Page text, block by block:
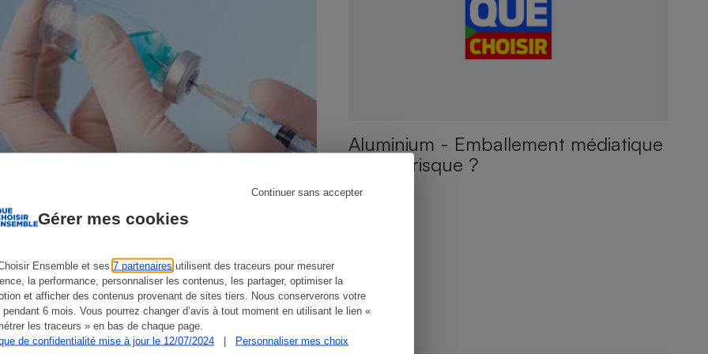
Gérer mes cookies
Ensemble et ses 7 partenaires utilisent des traceurs pour mesurer
la performance, personnaliser les contenus, les partager, optimiser la
et afficher des contenus provenant de sites tiers. Nous conserverons votre
pendant 6 mois. Vous pourrez changer d’avis à tout moment en utilisant le lien «
les traceurs » en bas de chaque page.
de confidentialité mise à jour le 12/07/2024
| Personnaliser mes choix
Continuer sans accepter
- Les complications qui
polémique
Aluminium - Emballement médiatique
ou vrai risque ?